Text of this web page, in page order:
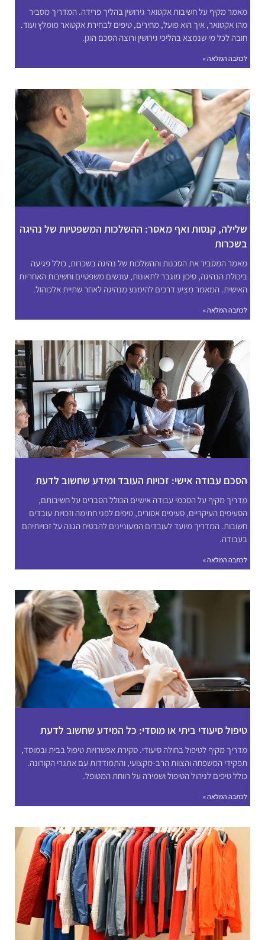
מאמר מקיף על חשיבות אקטואר גירושין בהליך פרידה. המדריך מסביר
מהו אקטואר, איך הוא פועל, מחירים, טיפים לבחירת אקטואר מומלץ ועוד.
חובה לכל מי שנמצא בהליכי גירושין ורוצה הסכם הוגן.
לכתבה המלאה »
שלילה, קנסות ואף מאסר: ההשלכות המשפטיות של נהיגה
בשכרות
מאמר המסביר את הסכנות וההשלכות של נהיגה בשכרות, כולל פגיעה
ביכולת הנהיגה, סיכון מוגבר לתאונות, עונשים משפטיים וחשיבות האחריות
האישית. המאמר מציע דרכים להימנע מנהיגה לאחר שתיית אלכוהול.
לכתבה המלאה »
הסכם עבודה אישי: זכויות העובד ומידע שחשוב לדעת
מדריך מקיף על הסכמי עבודה אישיים הכולל הסברים על חשיבותם,
הסעיפים העיקריים, סעיפים אסורים, טיפים לפני חתימה וזכויות עובדים
חשובות. המדריך מיועד לעובדים המעוניינים להבטיח הגנה על זכויותיהם
בעבודה.
לכתבה המלאה »
טיפול סיעודי ביתי או מוסדי: כל המידע שחשוב לדעת
מדריך מקיף לטיפול בחולה סיעודי. סקירת אפשרויות טיפול בבית ובמוסד,
תפקידי המשפחה והצוות הרב-מקצועי, והתמודדות עם אתגרי הקורונה.
כולל טיפים לניהול הטיפול ושמירה על רווחת המטופל.
לכתבה המלאה »